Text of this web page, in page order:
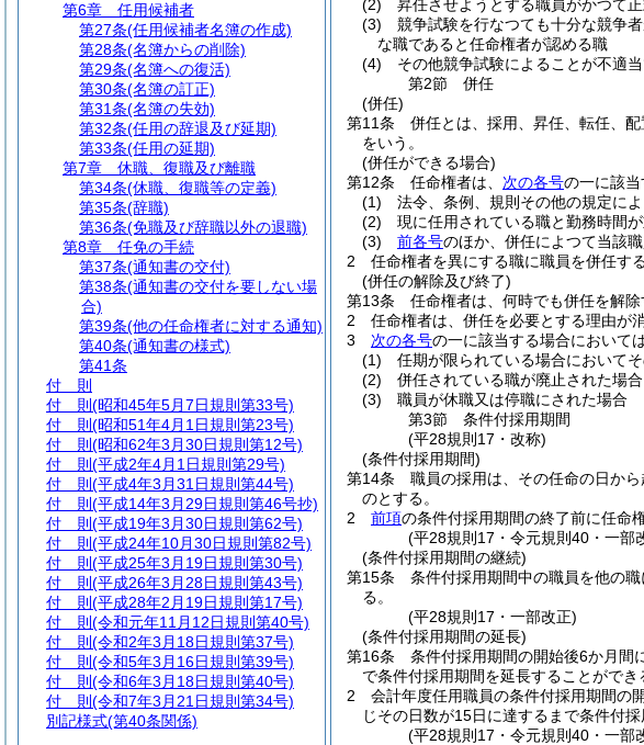
(2)
昇任させようとする職員がかつて
(3)
競争試験を行なつても十分な競争
な職であると任命権者が認める職
(4)
その他競争試験によることが不適
第2節
併任
(併任)
第11条
併任とは、採用、昇任、転任、
をいう。
(併任ができる場合)
第12条
任命権者は、 次の各号の一に該当
(1)
法令、条例、規則その他の規定に
(2)
現に任用されている職と勤務時間
(3)
前各号のほか、併任によつて当該
2
任命権者を異にする職に職員を併任す
(併任の解除及び終了)
第13条
任命権者は、何時でも併任を解除
2
任命権者は、併任を必要とする理由が
3
次の各号の一に該当する場合において
(1)
任期が限られている場合において
(2)
併任されている職が廃止された場合
(3)
職員が休職又は停職にされた場合
第3節
条件付採用期間
(平28規則17・改称)
(条件付採用期間)
第14条
職員の採用は、その任命の日か
のとする。
2
前項の条件付採用期間の終了前に任命
(平28規則17・令元規則40・一部
(条件付採用期間の継続)
第15条
条件付採用期間中の職員を他の
る。
(平28規則17・一部改正)
(条件付採用期間の延長)
第16条
条件付採用期間の開始後6か月間
で条件付採用期間を延長することができ
2
会計年度任用職員の条件付採用期間の
じその日数が15日に達するまで条件付
(平28規則17・令元規則40・一部
第6章
任用候補者
第27条(任用候補者名簿の作成)
第28条(名簿からの削除)
第29条(名簿への復活)
第30条(名簿の訂正)
第31条(名簿の失効)
第32条(任用の辞退及び延期)
第33条(任用の延期)
第7章
休職、復職及び離職
第34条(休職、復職等の定義)
第35条(辞職)
第36条(免職及び辞職以外の退職)
第8章
任免の手続
第37条(通知書の交付)
第38条(通知書の交付を要しない場
合)
第39条(他の任命権者に対する通知)
第40条(通知書の様式)
第41条
付 則
付 則 (昭和45年5月7日規則第33号)
付 則 (昭和51年4月1日規則第23号)
付 則 (昭和62年3月30日規則第12号)
付 則 (平成2年4月1日規則第29号)
付 則 (平成4年3月31日規則第44号)
付 則 (平成14年3月29日規則第46号抄)
付 則 (平成19年3月30日規則第62号)
付 則 (平成24年10月30日規則第82号)
付 則 (平成25年3月19日規則第30号)
付 則 (平成26年3月28日規則第43号)
付 則 (平成28年2月19日規則第17号)
付 則 (令和元年11月12日規則第40号)
付 則 (令和2年3月18日規則第37号)
付 則 (令和5年3月16日規則第39号)
付 則 (令和6年3月18日規則第40号)
付 則 (令和7年3月21日規則第34号)
別記様式(第40条関係)